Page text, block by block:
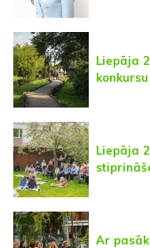
Liepāja
Liepāja
Ar